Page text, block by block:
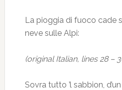
La pioggia di fuoco cade
neve sulle Alpi:
(original Italian, lines 28 –
Sovra tutto ’l sabbion,